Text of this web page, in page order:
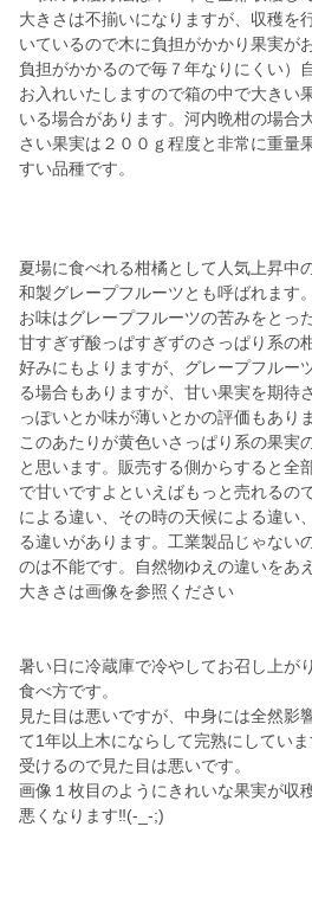
大きさは不揃いになりますが、収穫を
いているので木に負担がかかり果実が
負担がかかるので毎７年なりにくい）
お入れいたしますので箱の中で大きい
いる場合があります。河内晩柑の場合
さい果実は２００ｇ程度と非常に重量
すい品種です。
夏場に食べれる柑橘として人気上昇中
和製グレープフルーツとも呼ばれます。
お味はグレープフルーツの苦みをとっ
甘すぎず酸っぱすぎずのさっぱり系の
好みにもよりますが、グレープフルー
る場合もありますが、甘い果実を期待
っぽいとか味が薄いとかの評価もありま
このあたりが黄色いさっぱり系の果実
と思います。販売する側からすると全
で甘いですよといえばもっと売れるの
による違い、その時の天候による違い
る違いがあります。工業製品じゃない
のは不能です。自然物ゆえの違いをあ
大きさは画像を参照ください
暑い日に冷蔵庫で冷やしてお召し上が
食べ方です。
見た目は悪いですが、中身には全然影
て1年以上木にならして完熟にしてい
受けるので見た目は悪いです。
画像１枚目のようにきれいな果実が収
悪くなります‼️(-_-;)